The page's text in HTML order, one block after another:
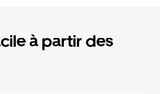
à partir des